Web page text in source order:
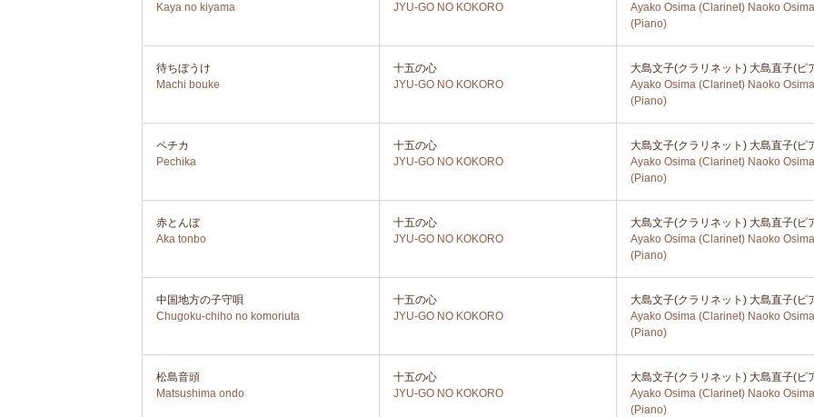
Kaya no kiyama
JYU-GO NO KOKORO
Ayako Osima (Clarinet) Naoko Osima
(Piano)
待ちぼうけ
Machi bouke
十五の心
JYU-GO NO KOKORO
大島文子(クラリネット) 大島直子(ピ
Ayako Osima (Clarinet) Naoko Osima
(Piano)
ペチカ
Pechika
十五の心
JYU-GO NO KOKORO
大島文子(クラリネット) 大島直子(ピ
Ayako Osima (Clarinet) Naoko Osima
(Piano)
赤とんぼ
Aka tonbo
十五の心
JYU-GO NO KOKORO
大島文子(クラリネット) 大島直子(ピ
Ayako Osima (Clarinet) Naoko Osima
(Piano)
中国地方の子守唄
Chugoku-chiho no komoriuta
十五の心
JYU-GO NO KOKORO
大島文子(クラリネット) 大島直子(ピ
Ayako Osima (Clarinet) Naoko Osima
(Piano)
松島音頭
Matsushima ondo
十五の心
JYU-GO NO KOKORO
大島文子(クラリネット) 大島直子(ピ
Ayako Osima (Clarinet) Naoko Osima
(Piano)